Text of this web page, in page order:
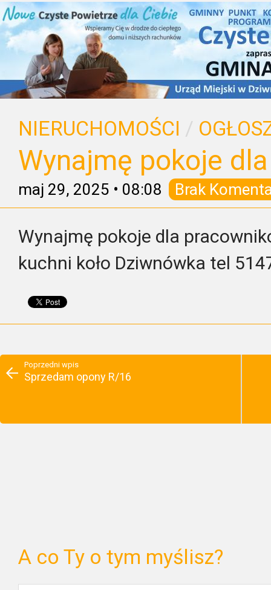
NIERUCHOMOŚCI /
Wynajmę pokoje
maj 29, 2025 • 08:08 Brak
Wynajmę pokoje dla
kuchni koło Dziwnówka tel
Poprzedni wpis
Sprzedam opony R/16
A co Ty o tym myślisz?